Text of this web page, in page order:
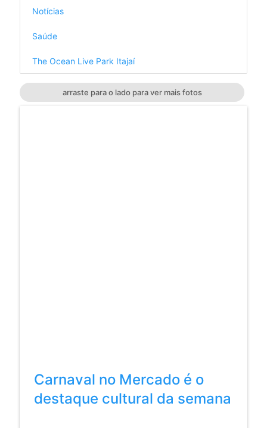
Notícias
Saúde
The Ocean Live Park Itajaí
arraste para o lado para ver mais fotos
Carnaval no Mercado é o
destaque cultural da semana